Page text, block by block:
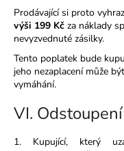
Prodávající si proto
výši 199 Kč za náklady
nevyzvednuté zásilky.
Tento poplatek bude
jeho nezaplacení může
vymáhání.
VI.
1. Kupující, který